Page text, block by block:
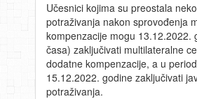
Učesnici kojima su preostala
potraživanja nakon sprovođenja
kompenzacije mogu 13.12.2022.
časa) zaključivati multilateralne
dodatne kompenzacije, a u
15.12.2022. godine zaključivati
potraživanja.